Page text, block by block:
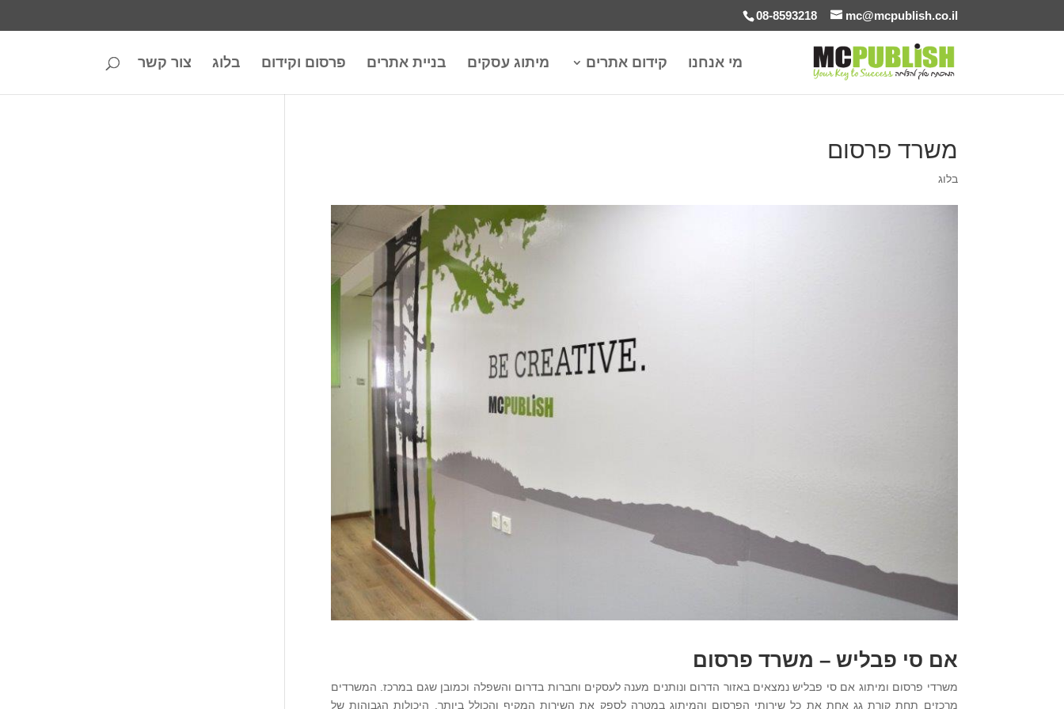
08-8593218 mc@mcpublish.co.il
מי אנחנו קידום אתרים מיתוג עסקים בניית אתרים פרסום וקידום בלוג צור קשר
משרד פרסום
בלוג
אם סי פבליש – משרד פרסום
משרדי פרסום ומיתוג אם סי פבליש נמצאים באזור הדרום ונותנים מענה לעסקים וחברות בדרום והשפלה וכמובן שגם במרכז. המשרדים
מרכזים תחת קורת גג אחת את כל שירותי הפרסום והמיתוג במטרה לספק את השירות המקיף והכולל ביותר. היכולות הגבוהות של